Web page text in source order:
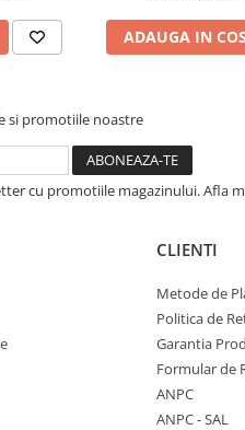
ADAUGA IN COS
si promotiile noastre
cu promotiile magazinului. Afla
CLIENTI
Metode de
Politica de
Garantia
Formular de
ANPC
ANPC - SAL